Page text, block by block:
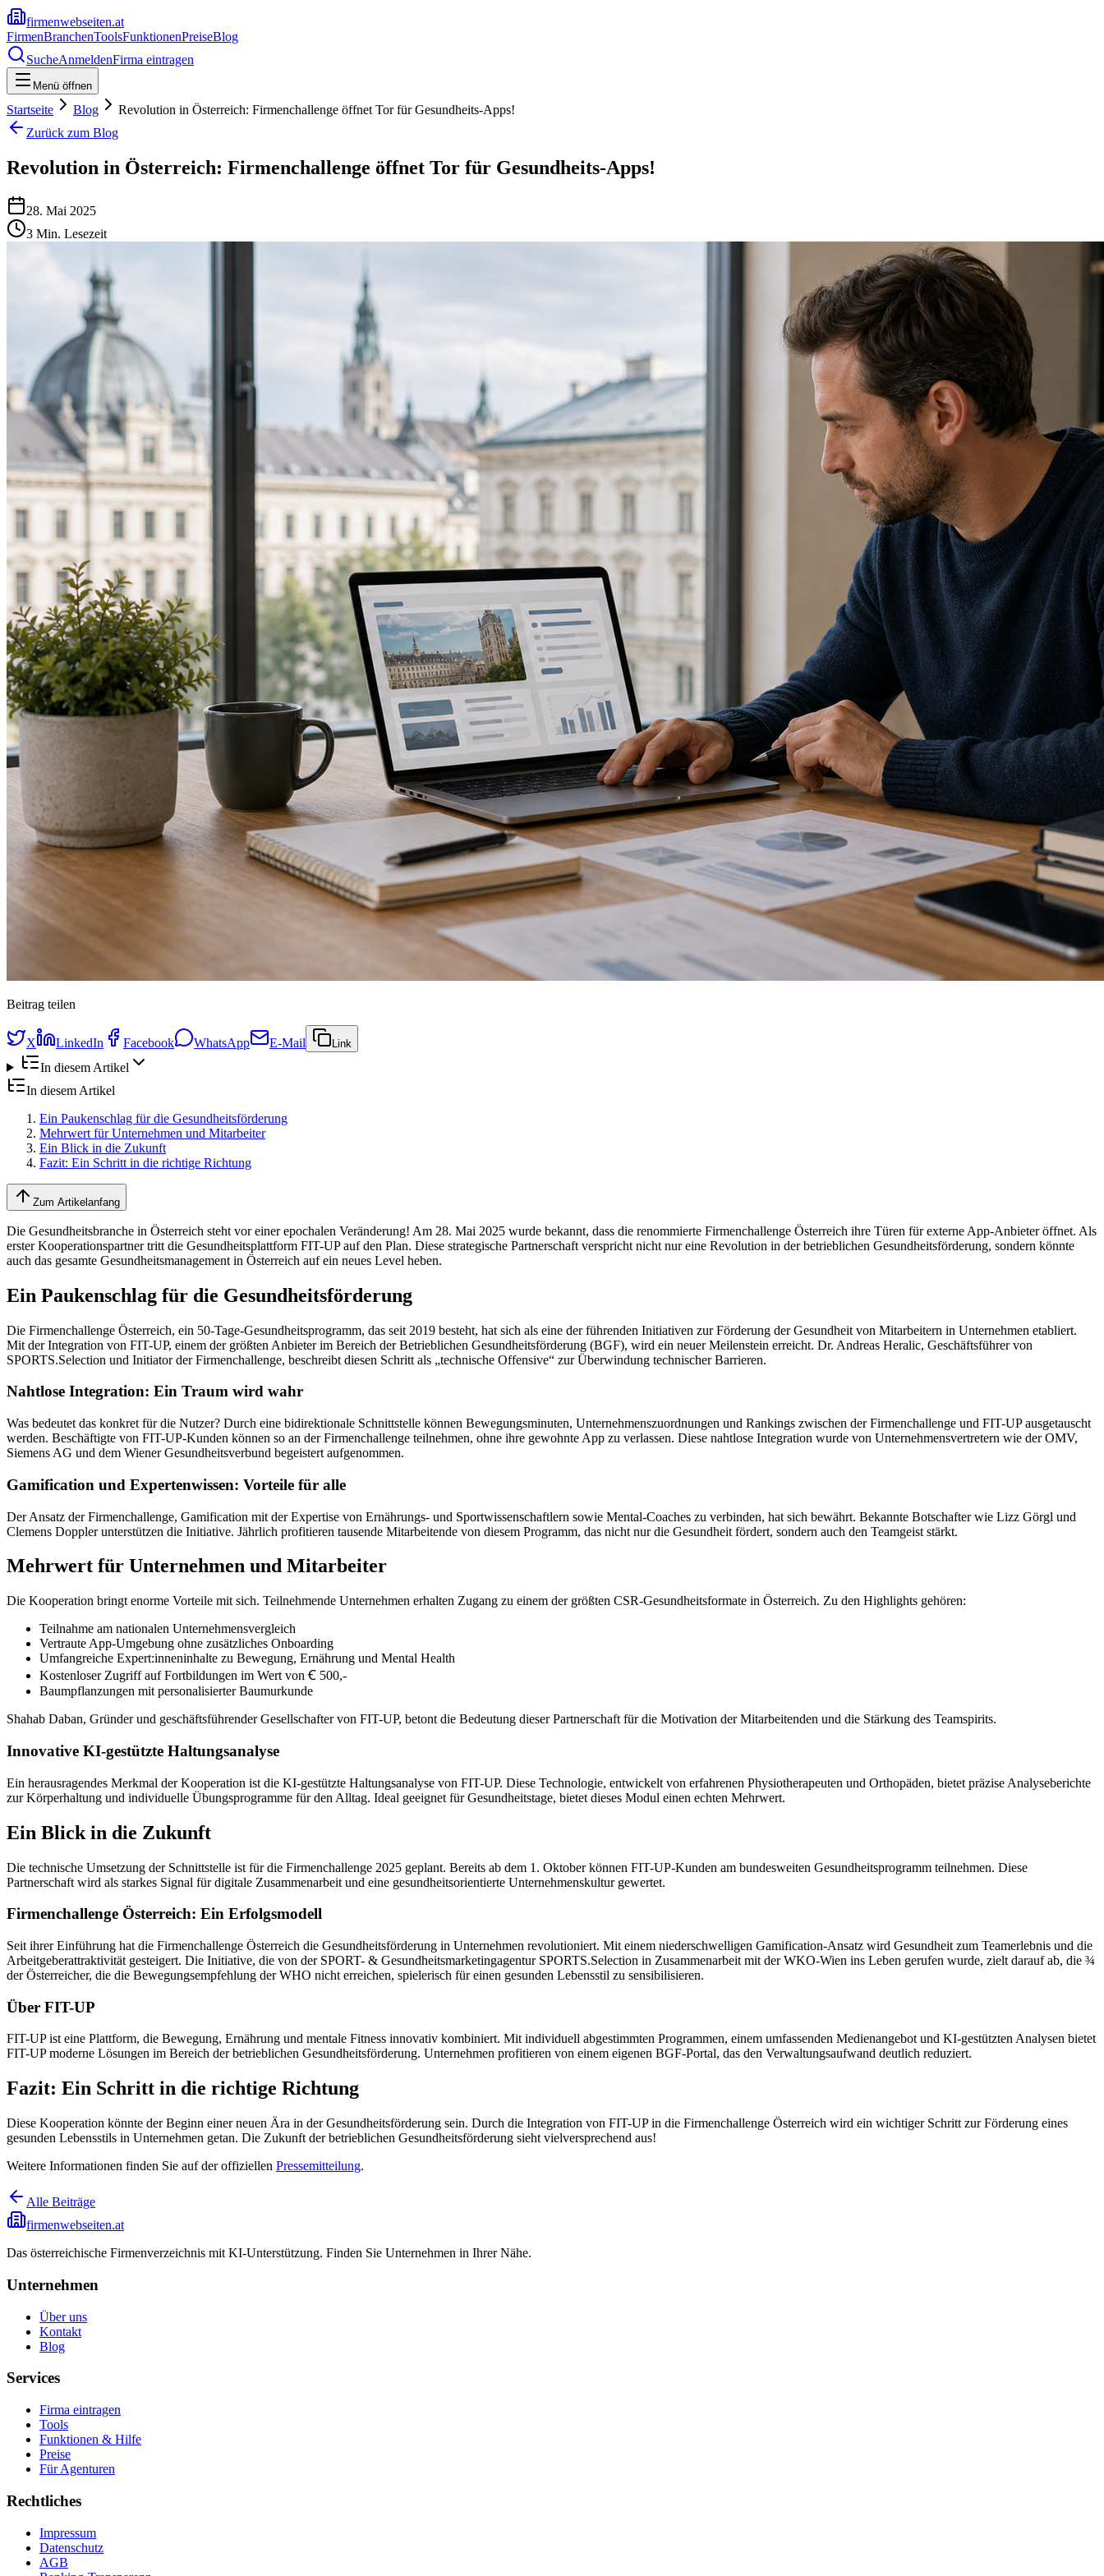
firmenwebseiten.at
FirmenBranchenToolsFunktionenPreiseBlog
SucheAnmeldenFirma eintragen
Menü öffnen
Startseite Blog
Revolution in Österreich: Firmenchallenge öffnet Tor für Gesundheits-Apps!
Zurück zum Blog
Revolution in Österreich: Firmenchallenge öffnet Tor für Gesundheits-Apps!
28. Mai 2025
3 Min. Lesezeit
Beitrag teilen
X LinkedIn Facebook WhatsApp E-Mail Link
In diesem Artikel
In diesem Artikel
Ein Paukenschlag für die Gesundheitsförderung
Mehrwert für Unternehmen und Mitarbeiter
Ein Blick in die Zukunft
Fazit: Ein Schritt in die richtige Richtung
Zum Artikelanfang
Die Gesundheitsbranche in Österreich steht vor einer epochalen Veränderung! Am 28. Mai 2025 wurde bekannt, dass die renommierte Firmenchallenge Österreich ihre Türen für externe App-Anbieter öffnet. Als
erster Kooperationspartner tritt die Gesundheitsplattform FIT-UP auf den Plan. Diese strategische Partnerschaft verspricht nicht nur eine Revolution in der betrieblichen Gesundheitsförderung, sondern könnte
auch das gesamte Gesundheitsmanagement in Österreich auf ein neues Level heben.
Ein Paukenschlag für die Gesundheitsförderung
Die Firmenchallenge Österreich, ein 50-Tage-Gesundheitsprogramm, das seit 2019 besteht, hat sich als eine der führenden Initiativen zur Förderung der Gesundheit von Mitarbeitern in Unternehmen etabliert.
Mit der Integration von FIT-UP, einem der größten Anbieter im Bereich der Betrieblichen Gesundheitsförderung (BGF), wird ein neuer Meilenstein erreicht. Dr. Andreas Heralic, Geschäftsführer von
SPORTS.Selection und Initiator der Firmenchallenge, beschreibt diesen Schritt als „technische Offensive“ zur Überwindung technischer Barrieren.
Nahtlose Integration: Ein Traum wird wahr
Was bedeutet das konkret für die Nutzer? Durch eine bidirektionale Schnittstelle können Bewegungsminuten, Unternehmenszuordnungen und Rankings zwischen der Firmenchallenge und FIT-UP ausgetauscht
werden. Beschäftigte von FIT-UP-Kunden können so an der Firmenchallenge teilnehmen, ohne ihre gewohnte App zu verlassen. Diese nahtlose Integration wurde von Unternehmensvertretern wie der OMV,
Siemens AG und dem Wiener Gesundheitsverbund begeistert aufgenommen.
Gamification und Expertenwissen: Vorteile für alle
Der Ansatz der Firmenchallenge, Gamification mit der Expertise von Ernährungs- und Sportwissenschaftlern sowie Mental-Coaches zu verbinden, hat sich bewährt. Bekannte Botschafter wie Lizz Görgl und
Clemens Doppler unterstützen die Initiative. Jährlich profitieren tausende Mitarbeitende von diesem Programm, das nicht nur die Gesundheit fördert, sondern auch den Teamgeist stärkt.
Mehrwert für Unternehmen und Mitarbeiter
Die Kooperation bringt enorme Vorteile mit sich. Teilnehmende Unternehmen erhalten Zugang zu einem der größten CSR-Gesundheitsformate in Österreich. Zu den Highlights gehören:
Teilnahme am nationalen Unternehmensvergleich
Vertraute App-Umgebung ohne zusätzliches Onboarding
Umfangreiche Expert:inneninhalte zu Bewegung, Ernährung und Mental Health
Kostenloser Zugriff auf Fortbildungen im Wert von Ꞓ 500,-
Baumpflanzungen mit personalisierter Baumurkunde
Shahab Daban, Gründer und geschäftsführender Gesellschafter von FIT-UP, betont die Bedeutung dieser Partnerschaft für die Motivation der Mitarbeitenden und die Stärkung des Teamspirits.
Innovative KI-gestützte Haltungsanalyse
Ein herausragendes Merkmal der Kooperation ist die KI-gestützte Haltungsanalyse von FIT-UP. Diese Technologie, entwickelt von erfahrenen Physiotherapeuten und Orthopäden, bietet präzise Analyseberichte
zur Körperhaltung und individuelle Übungsprogramme für den Alltag. Ideal geeignet für Gesundheitstage, bietet dieses Modul einen echten Mehrwert.
Ein Blick in die Zukunft
Die technische Umsetzung der Schnittstelle ist für die Firmenchallenge 2025 geplant. Bereits ab dem 1. Oktober können FIT-UP-Kunden am bundesweiten Gesundheitsprogramm teilnehmen. Diese
Partnerschaft wird als starkes Signal für digitale Zusammenarbeit und eine gesundheitsorientierte Unternehmenskultur gewertet.
Firmenchallenge Österreich: Ein Erfolgsmodell
Seit ihrer Einführung hat die Firmenchallenge Österreich die Gesundheitsförderung in Unternehmen revolutioniert. Mit einem niederschwelligen Gamification-Ansatz wird Gesundheit zum Teamerlebnis und die
Arbeitgeberattraktivität gesteigert. Die Initiative, die von der SPORT- & Gesundheitsmarketingagentur SPORTS.Selection in Zusammenarbeit mit der WKO-Wien ins Leben gerufen wurde, zielt darauf ab, die ¾
der Österreicher, die die Bewegungsempfehlung der WHO nicht erreichen, spielerisch für einen gesunden Lebensstil zu sensibilisieren.
Über FIT-UP
FIT-UP ist eine Plattform, die Bewegung, Ernährung und mentale Fitness innovativ kombiniert. Mit individuell abgestimmten Programmen, einem umfassenden Medienangebot und KI-gestützten Analysen bietet
FIT-UP moderne Lösungen im Bereich der betrieblichen Gesundheitsförderung. Unternehmen profitieren von einem eigenen BGF-Portal, das den Verwaltungsaufwand deutlich reduziert.
Fazit: Ein Schritt in die richtige Richtung
Diese Kooperation könnte der Beginn einer neuen Ära in der Gesundheitsförderung sein. Durch die Integration von FIT-UP in die Firmenchallenge Österreich wird ein wichtiger Schritt zur Förderung eines
gesunden Lebensstils in Unternehmen getan. Die Zukunft der betrieblichen Gesundheitsförderung sieht vielversprechend aus!
Weitere Informationen finden Sie auf der offiziellen Pressemitteilung.
Alle Beiträge
firmenwebseiten.at
Das österreichische Firmenverzeichnis mit KI-Unterstützung. Finden Sie Unternehmen in Ihrer Nähe.
Unternehmen
Über uns
Kontakt
Blog
Services
Firma eintragen
Tools
Funktionen & Hilfe
Preise
Für Agenturen
Rechtliches
Impressum
Datenschutz
AGB